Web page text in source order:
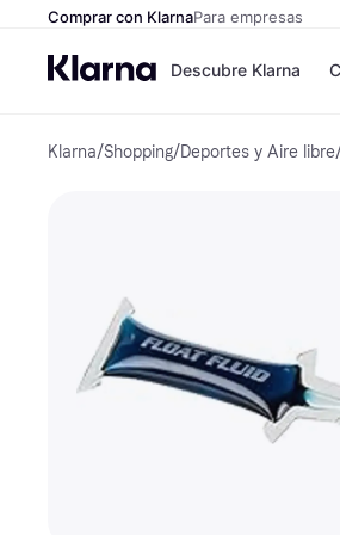
Comprar con KlarnaPara empresas
Descubre Klarna
Klarna/Shopping/Deportes y Aire libre